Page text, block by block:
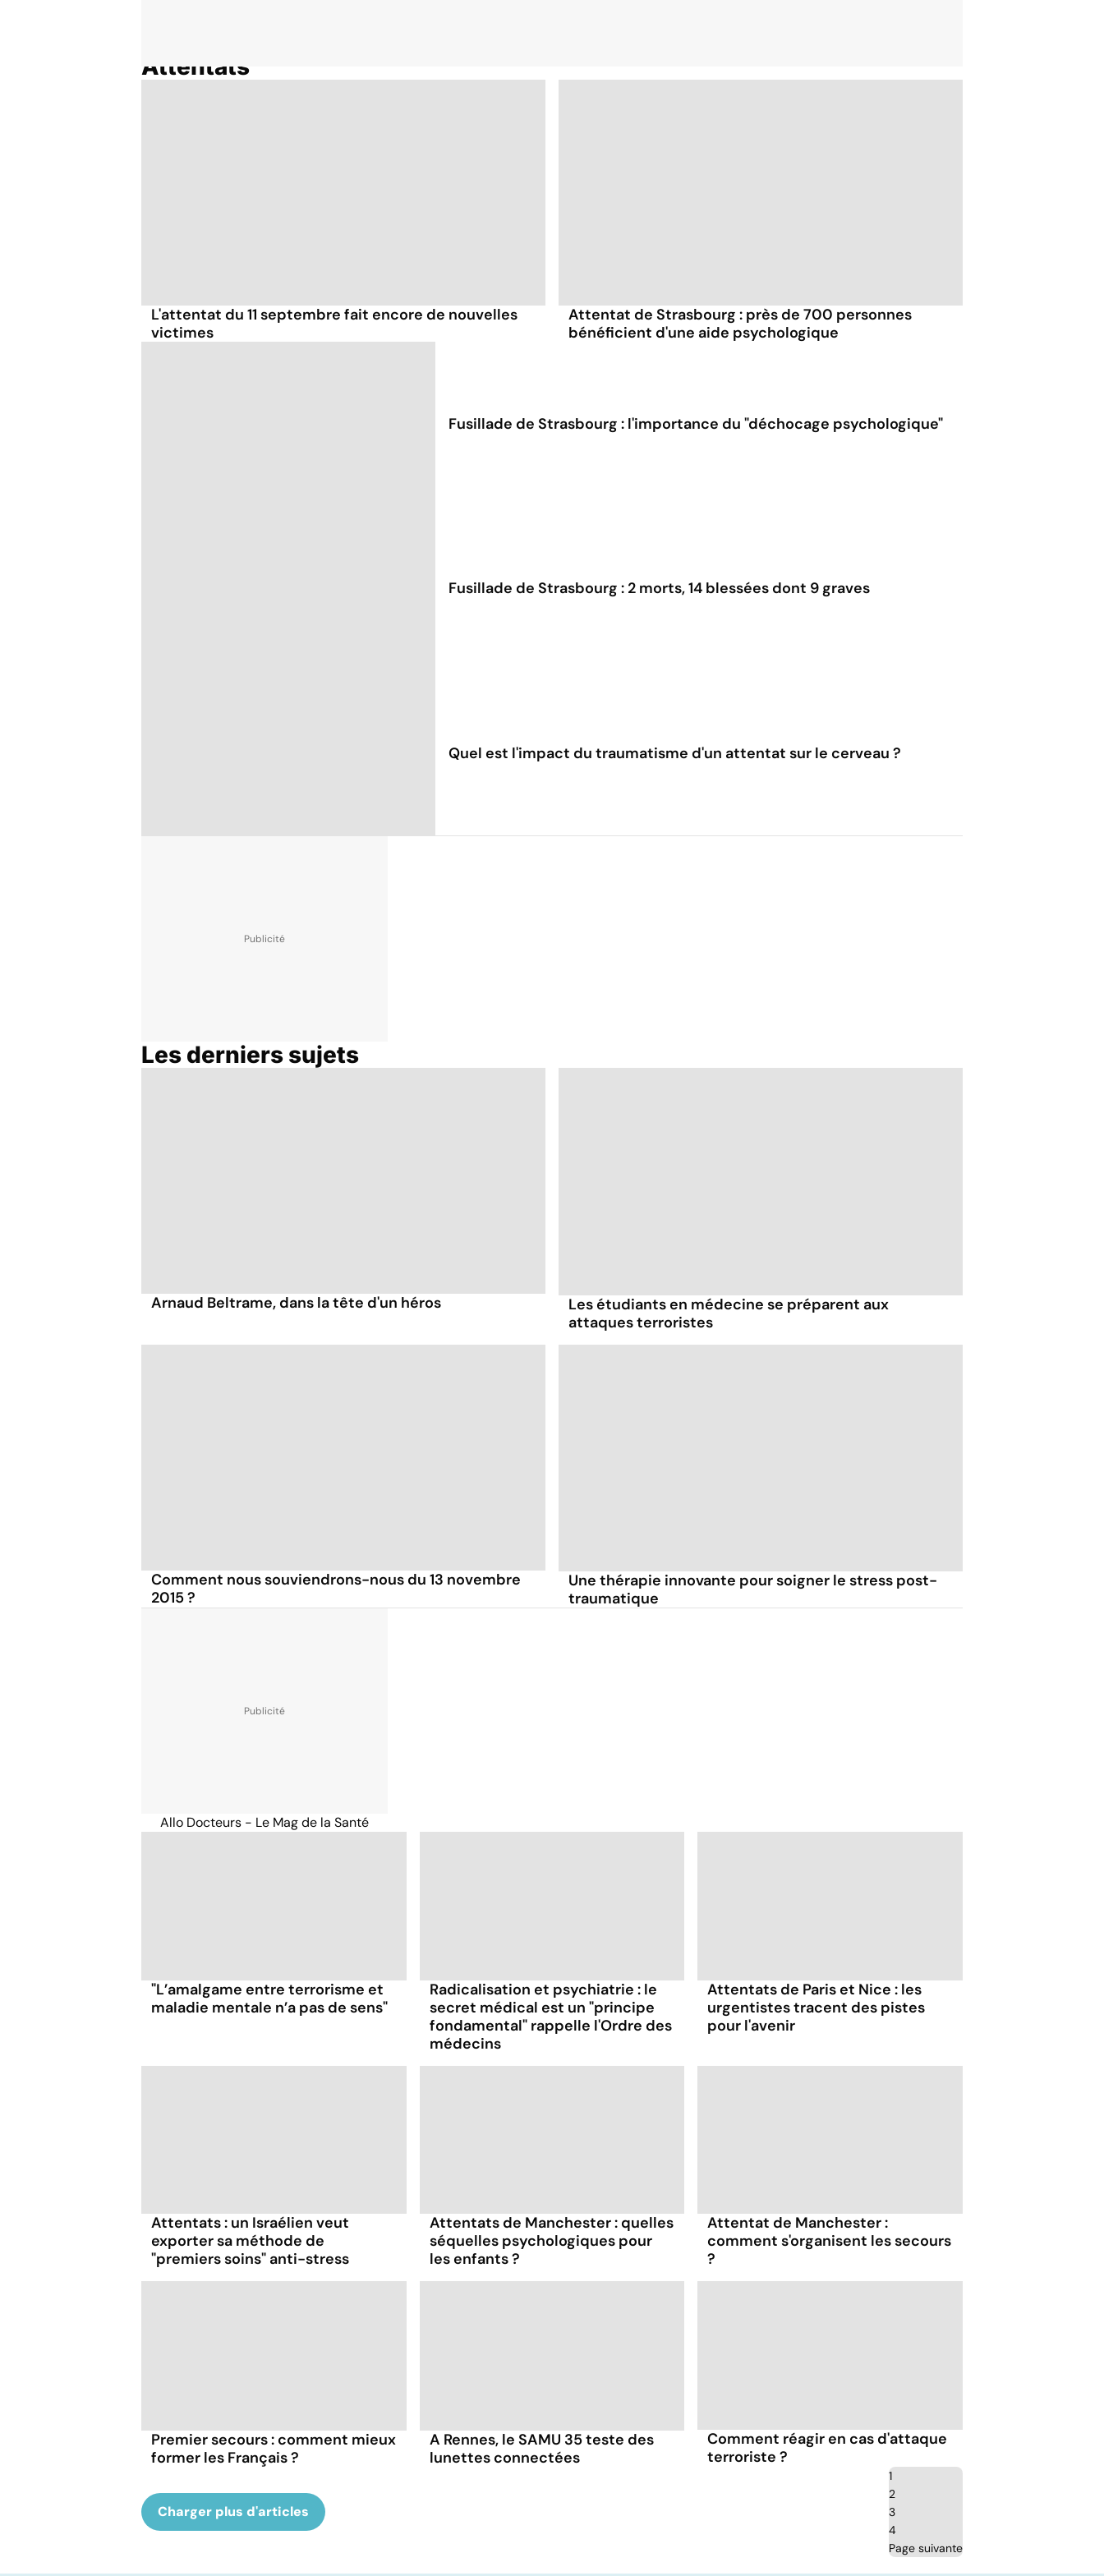
Attentats
L'attentat du 11 septembre fait encore de nouvelles
victimes
Attentat de Strasbourg : près de 700 personnes
bénéficient d'une aide psychologique
Fusillade de Strasbourg : l'importance du "déchocage psychologique"
Fusillade de Strasbourg : 2 morts, 14 blessées dont 9 graves
Quel est l'impact du traumatisme d'un attentat sur le cerveau ?
Les derniers sujets
Arnaud Beltrame, dans la tête d'un héros
Les étudiants en médecine se préparent aux
attaques terroristes
Comment nous souviendrons-nous du 13 novembre
2015 ?
Une thérapie innovante pour soigner le stress post-
traumatique
Allo Docteurs - Le Mag de la Santé
"L’amalgame entre terrorisme et
maladie mentale n’a pas de sens"
Radicalisation et psychiatrie : le
secret médical est un "principe
fondamental" rappelle l'Ordre des
médecins
Attentats de Paris et Nice : les
urgentistes tracent des pistes
pour l'avenir
Attentats : un Israélien veut
exporter sa méthode de
"premiers soins" anti-stress
Attentats de Manchester : quelles
séquelles psychologiques pour
les enfants ?
Attentat de Manchester :
comment s'organisent les secours
?
Premier secours : comment mieux
former les Français ?
A Rennes, le SAMU 35 teste des
lunettes connectées
Comment réagir en cas d'attaque
terroriste ?
Charger plus d'articles
1
2
3
4
Page suivante